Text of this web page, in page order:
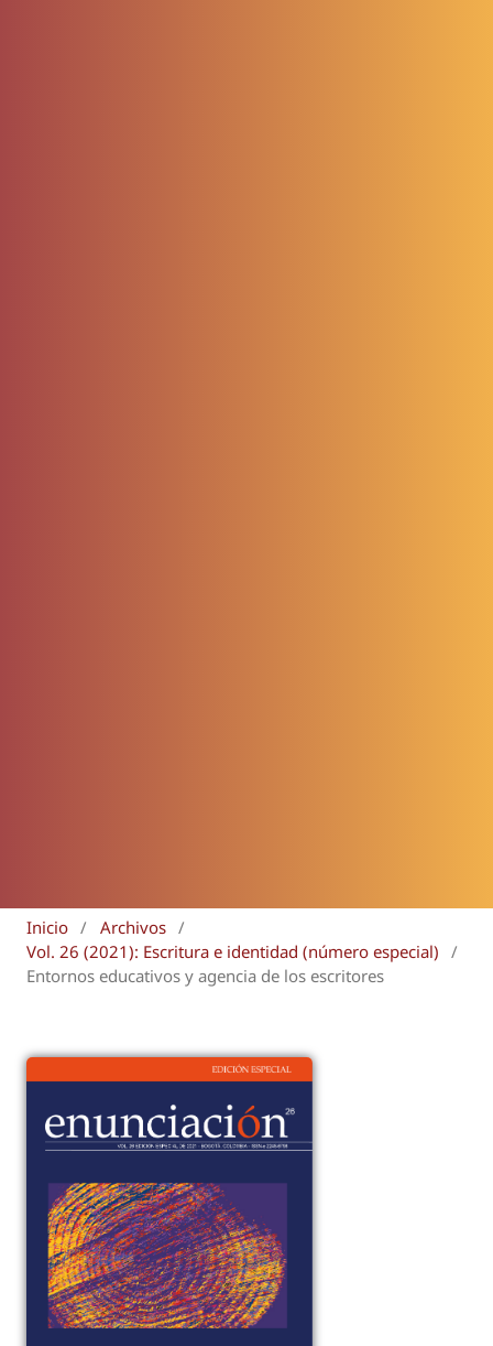
Inicio / Archivos /
Vol. 26 (2021): Escritura e identidad (número especial)
/
Entornos educativos y agencia de los escritores